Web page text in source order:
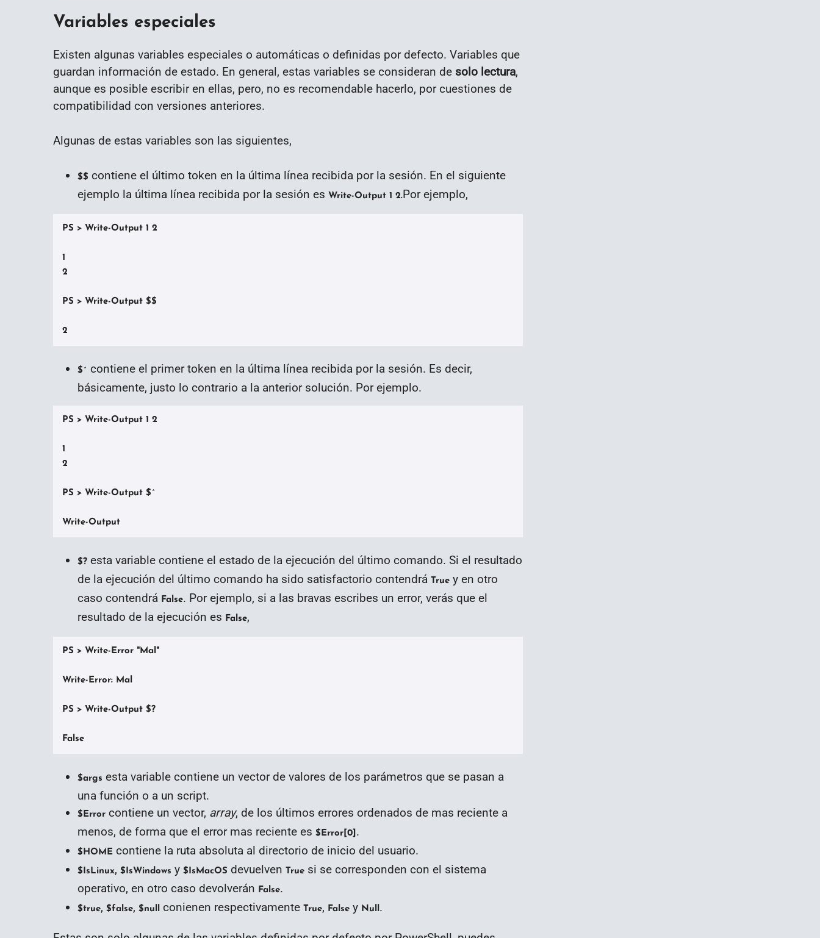
Variables especiales
Existen algunas variables especiales o automáticas o definidas por defecto. Variables que
guardan información de estado. En general, estas variables se consideran de solo lectura,
aunque es posible escribir en ellas, pero, no es recomendable hacerlo, por cuestiones de
compatibilidad con versiones anteriores.
Algunas de estas variables son las siguientes,
$$ contiene el último token en la última línea recibida por la sesión. En el siguiente
ejemplo la última línea recibida por la sesión es Write-Output 1 2.Por ejemplo,
PS > Write-Output 1 2
1
2
PS > Write-Output $$
2
$^ contiene el primer token en la última línea recibida por la sesión. Es decir,
básicamente, justo lo contrario a la anterior solución. Por ejemplo.
PS > Write-Output 1 2
1
2
PS > Write-Output $^
Write-Output
$? esta variable contiene el estado de la ejecución del último comando. Si el resultado
de la ejecución del último comando ha sido satisfactorio contendrá True y en otro
caso contendrá False. Por ejemplo, si a las bravas escribes un error, verás que el
resultado de la ejecución es False,
PS > Write-Error "Mal"
Write-Error: Mal
PS > Write-Output $?
False
$args esta variable contiene un vector de valores de los parámetros que se pasan a
una función o a un script.
$Error contiene un vector, array, de los últimos errores ordenados de mas reciente a
menos, de forma que el error mas reciente es $Error[0] .
$HOME contiene la ruta absoluta al directorio de inicio del usuario.
$IsLinux, $IsWindows y $IsMacOS devuelven True si se corresponden con el sistema
operativo, en otro caso devolverán False.
$true, $false, $null conienen respectivamente True, False y Null .